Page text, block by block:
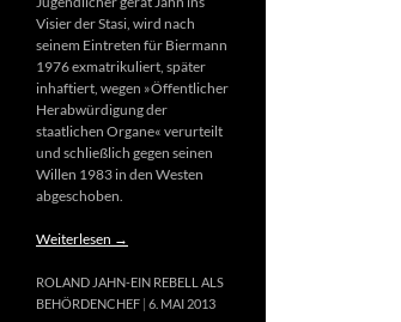
Visier der Stasi, wird nach
seinem Eintreten für Biermann
1976 exmatrikuliert, später
inhaftiert, wegen »Öffentlicher
Herabwürdigung der
staatlichen Organe« verurteilt
und schließlich gegen seinen
Willen 1983 in den Westen
abgeschoben.
Weiterlesen →
ROLAND JAHN-EIN REBELL ALS
BEHÖRDENCHEF 6. MAI 2013